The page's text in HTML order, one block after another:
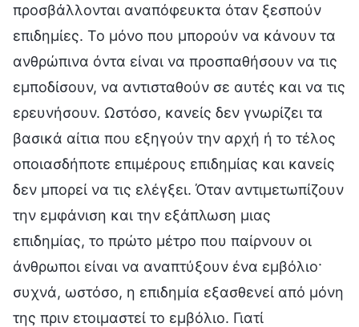
προσβάλλονται αναπόφευκτα όταν ξεσπούν
επιδημίες. Το μόνο που μπορούν να κάνουν τα
ανθρώπινα όντα είναι να προσπαθήσουν να τις
εμποδίσουν, να αντισταθούν σε αυτές και να τις
ερευνήσουν. Ωστόσο, κανείς δεν γνωρίζει τα
βασικά αίτια που εξηγούν την αρχή ή το τέλος
οποιασδήποτε επιμέρους επιδημίας και κανείς
δεν μπορεί να τις ελέγξει. Όταν αντιμετωπίζουν
την εμφάνιση και την εξάπλωση μιας
επιδημίας, το πρώτο μέτρο που παίρνουν οι
άνθρωποι είναι να αναπτύξουν ένα εμβόλιο·
συχνά, ωστόσο, η επιδημία εξασθενεί από μόνη
της πριν ετοιμαστεί το εμβόλιο. Γιατί